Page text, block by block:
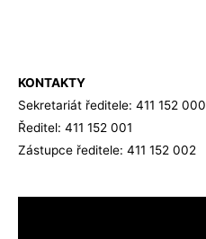
KONTAKTY
Sekretariát ředitele: 411 152 000
Ředitel: 411 152 001
Zástupce ředitele: 411 152 002